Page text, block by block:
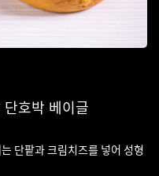
호박 베이글
단팥과 크림치즈를 넣어 성형